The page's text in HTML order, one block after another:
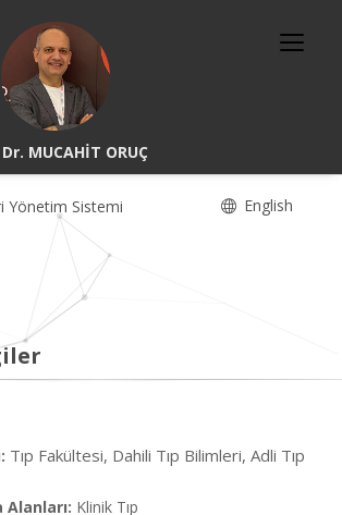
MUCAHİT ORUÇ
Yönetim Sistemi English
Tıp Fakültesi, Dahili Tıp Bilimleri, Adli Tıp
Alanları: Klinik Tıp